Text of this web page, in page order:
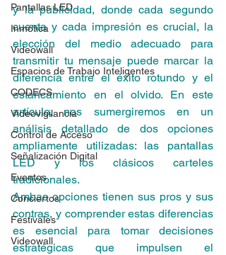
Pantallas LED
Inmótica
Videowall
Espacios de Trabajo Inteligentes
CODECS
Videovigilancia
Control de Acceso
Señalización Digital
Eventos
Conciertos
Festivales
Videowall
y la publicidad, donde cada segundo
cuenta y cada impresión es crucial, la
elección del medio adecuado para
transmitir tu mensaje puede marcar la
diferencia entre el éxito rotundo y el
estancamiento en el olvido. En este
artículo, nos sumergiremos en un
análisis detallado de dos opciones
ampliamente utilizadas: las pantallas
LED y los clásicos carteles
tradicionales.
Ambas opciones tienen sus pros y sus
contras, y comprender estas diferencias
es esencial para tomar decisiones
estratégicas que impulsen el